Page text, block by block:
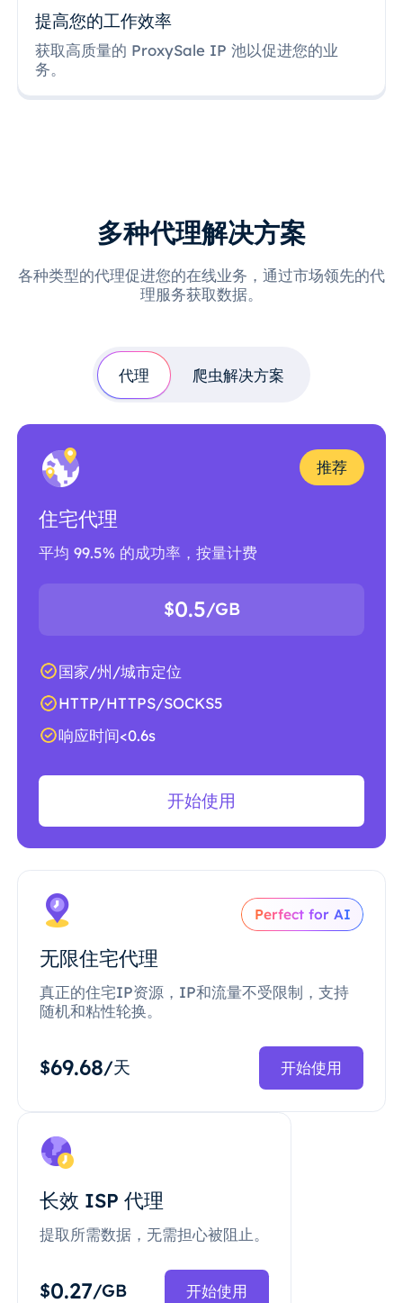
提高您的工作效率
获取高质量的 ProxySale IP 池以促进您的业
务。
多种代理解决方案
各种类型的代理促进您的在线业务，通过市场领先的代
理服务获取数据。
代理 爬虫解决方案
推荐
住宅代理
平均 99.5% 的成功率，按量计费
$0.5/GB
国家/州/城市定位
HTTP/HTTPS/SOCKS5
响应时间<0.6s
开始使用
Perfect for AI
无限住宅代理
真正的住宅IP资源，IP和流量不受限制，支持
随机和粘性轮换。
$69.68/天 开始使用
长效 ISP 代理
提取所需数据，无需担心被阻止。
$0.27/GB 开始使用